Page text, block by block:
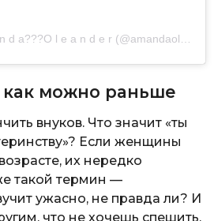
A post shared by A m a n d a??‍?O l e a n d e r (@amandaoleander)
можно раньше
внуков. Что значит «ты
Если женщины
их нередко
такой термин —
ужасно, не правда ли? И
что не хочешь спешить,